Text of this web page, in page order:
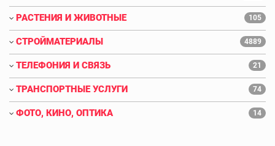
РАСТЕНИЯ И ЖИВОТНЫЕ 105
СТРОЙМАТЕРИАЛЫ 4889
ТЕЛЕФОНИЯ И СВЯЗЬ 21
ТРАНСПОРТНЫЕ УСЛУГИ 74
ФОТО, КИНО, ОПТИКА 14